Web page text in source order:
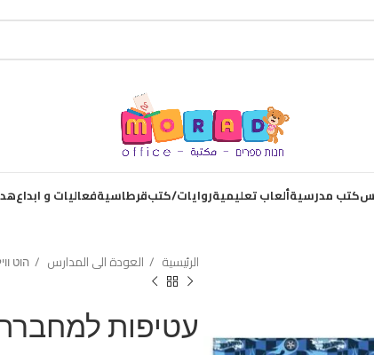
كتب مدرسيةألعاب تعليميةروايات/كتبقرطاسيةفعاليات و ابداع
الرئيسية العودة الى المدارس הוט
עטיפות למחברת 10+10הוט